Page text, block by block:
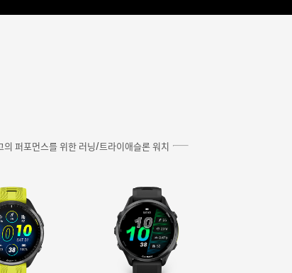
의 퍼포먼스를 위한 러닝/트라이애슬론 워치